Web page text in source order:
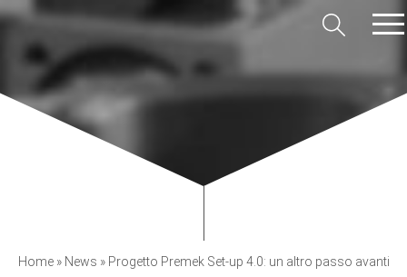
Home» News » Progetto Premek Set-up 4.0: un altro passo avanti